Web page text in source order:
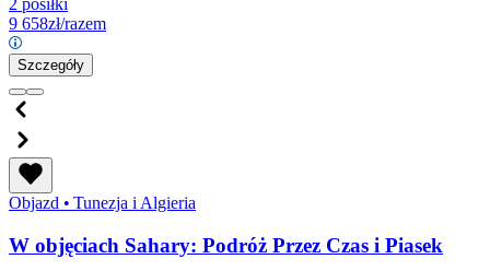
2 posiłki
9 658zł/razem
Szczegóły
Objazd • Tunezja i Algieria
W objęciach Sahary: Podróż Przez Czas i Piasek